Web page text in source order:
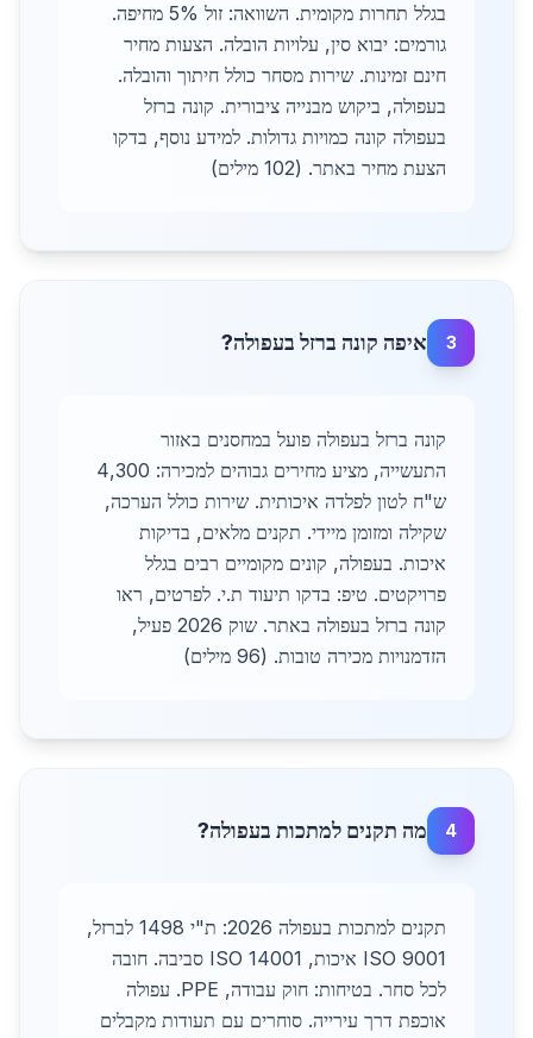
בגלל תחרות מקומית. השוואה: זול 5% מחיפה.
גורמים: יבוא סין, עלויות הובלה. הצעות מחיר
חינם זמינות. שירות מסחר כולל חיתוך והובלה.
בעפולה, ביקוש מבנייה ציבורית. קונה ברזל
בעפולה קונה כמויות גדולות. למידע נוסף, בדקו
הצעת מחיר באתר. (102 מילים)
3 איפה קונה ברזל בעפולה?
קונה ברזל בעפולה פועל במחסנים באזור
התעשייה, מציע מחירים גבוהים למכירה: 4,300
ש"ח לטון לפלדה איכותית. שירות כולל הערכה,
שקילה ומזומן מיידי. תקנים מלאים, בדיקות
איכות. בעפולה, קונים מקומיים רבים בגלל
פרויקטים. טיפ: בדקו תיעוד ת.י. לפרטים, ראו
קונה ברזל בעפולה באתר. שוק 2026 פעיל,
הזדמנויות מכירה טובות. (96 מילים)
4 מה תקנים למתכות בעפולה?
תקנים למתכות בעפולה 2026: ת"י 1498 לברזל,
ISO 9001 איכות, ISO 14001 סביבה. חובה
לכל סחר. בטיחות: חוק עבודה, PPE. עפולה
אוכפת דרך עירייה. סוחרים עם תעודות מקבלים